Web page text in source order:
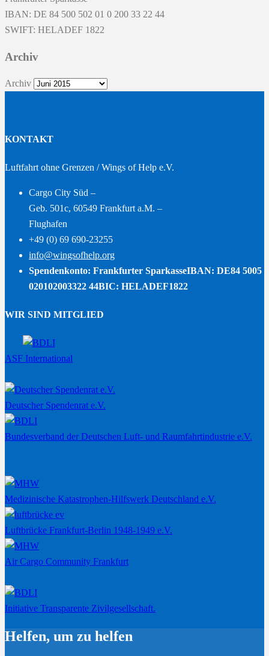
IBAN: DE 84 500 502 01 0 200 33 22 44
SWIFT: HELADEF 1822
Archiv
Archiv
KONTAKT
Luftfahrt ohne Grenzen / Wings of Help e.V.
Cargo City Süd –
Geb. 501c, 60549 Frankfurt a.M. –
Flughafen
+49 (0) 69 690-23255
info@wingsofhelp.org
Spendenkonto: Frankfurter SparkasseIBAN: DE84 5005
020102003322 44BIC: HELADEF1822
WIR SIND MITGLIED
ASF International
Deutscher Spendenrat e.V.
Bundesverband der Deutschen Luft- und Raumfahrtindustrie e.V.
Medizinische Katastrophen-Hilfswerk Deutschland e.V.
Luftbrücke Frankfurt-Berlin 1948-1949 e.V.
Air Cargo Community Frankfurt
Initiative Transparente Zivilgesellschaft.
Helfen, um zu helfen